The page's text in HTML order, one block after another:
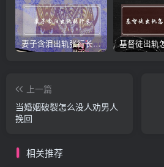
妻子含泪出轨张行长 她说全都是因为家中
上一篇
当婚姻破裂怎么没人劝男人
挽回
相关推荐